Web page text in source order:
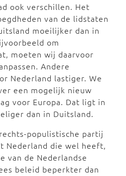
ook verschillen. Het
van de lidstaten
moeilijker dan in
om
moeten wij daarvoor
Andere
Nederland lastiger. We
een mogelijk nieuw
voor Europa. Dat ligt in
dan in Duitsland.
populistische partij
Nederland die wel heeft,
van de Nederlandse
beleid beperkter dan